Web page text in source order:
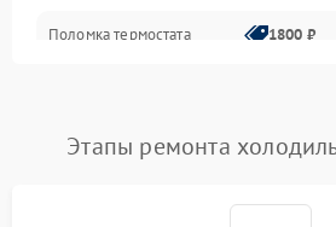
Поломка термостата 1800 ₽
Поломка системы No Frost 2600 ₽
Этапы ремонта